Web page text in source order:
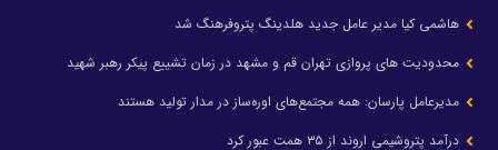
هاشمی کیا مدیر عامل جدید هلدینگ پتروفرهنگ شد
محدودیت های پروازی تهران قم و مشهد در زمان تشییع پیکر رهبر شهید
مدیرعامل پارسان: همه مجتمع‌های اوره‌ساز در مدار تولید هستند
درآمد پتروشیمی اروند از ۳۵ همت عبور کرد